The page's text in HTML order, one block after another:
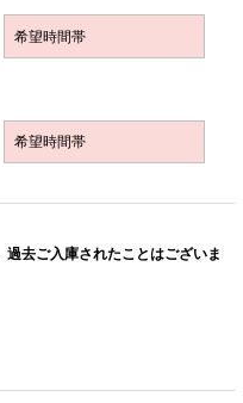
去ご入庫されたことはございま